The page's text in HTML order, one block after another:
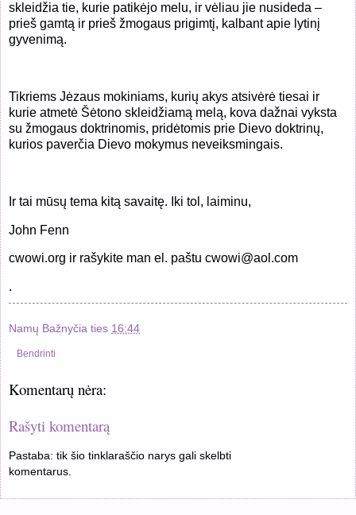
skleidžia tie, kurie patikėjo melu, ir vėliau jie nusideda –
prieš gamtą ir prieš žmogaus prigimtį, kalbant apie lytinį
gyvenimą.
Tikriems Jėzaus mokiniams, kurių akys atsivėrė tiesai ir
kurie atmetė Šėtono skleidžiamą melą, kova dažnai vyksta
su žmogaus doktrinomis, pridėtomis prie Dievo doktrinų,
kurios paverčia Dievo mokymus neveiksmingais.
Ir tai mūsų tema kitą savaitę. Iki tol, laiminu,
John Fenn
cwowi.org ir rašykite man el. paštu cwowi@aol.com
.
Namų Bažnyčia ties 16:44
Bendrinti
Komentarų nėra:
Rašyti komentarą
Pastaba: tik šio tinklaraščio narys gali skelbti
komentarus.